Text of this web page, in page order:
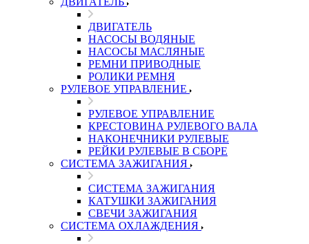
ДВИГАТЕЛЬ
НАСОСЫ ВОДЯНЫЕ
НАСОСЫ МАСЛЯНЫЕ
РЕМНИ ПРИВОДНЫЕ
РОЛИКИ РЕМНЯ
РУЛЕВОЕ УПРАВЛЕНИЕ
РУЛЕВОЕ УПРАВЛЕНИЕ
КРЕСТОВИНА РУЛЕВОГО ВАЛА
НАКОНЕЧНИКИ РУЛЕВЫЕ
РЕЙКИ РУЛЕВЫЕ В СБОРЕ
СИСТЕМА ЗАЖИГАНИЯ
СИСТЕМА ЗАЖИГАНИЯ
КАТУШКИ ЗАЖИГАНИЯ
СВЕЧИ ЗАЖИГАНИЯ
СИСТЕМА ОХЛАЖДЕНИЯ